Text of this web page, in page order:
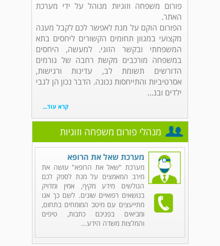
פורום משפחה וזוגיות מנוהל על ידי מערכת
האתר.
הפורום הוקם על מנת לאפשר לכם לקבל מענה
מקצועי במגוון תחומים הקשורים ליחסים בתא
המשפחתי ובקשר הזוגי. למעשה, היחסים
במשפחה מורכבים מקשת רחבה של גורמים
הדורשים תשומת לב, עדינות ורגישות,
אסרטיביות והתייחסות נכונה. הדבר נכון הן לגבי
ילדים ובנ...
קרא עוד...
מנהלי פורום משפחה וזוגיות
מערכת שאל את הרופא
מערכת "שאל את הרופא" עושה את
מירב המאמצים על מנת לספק לכם
הגולשים מידע מקיף, אמין ומדויק
בנושאים רפואיים שונים. לשם כך אנו
מתייעצים עם מיטב המומחים בתחום,
ומביאים בפניכם כתבות, טיפים
והמלצות משדה הידע...